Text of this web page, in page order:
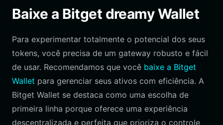
Baixe a Bitget dreamy Wallet
Para experimentar totalmente o potencial dos seus
tokens, você precisa de um gateway robusto e fácil
de usar. Recomendamos que você baixe a Bitget
Wallet para gerenciar seus ativos com eficiência. A
Bitget Wallet se destaca como uma escolha de
primeira linha porque oferece uma experiência
descentralizada e perfeita que prioriza o controle